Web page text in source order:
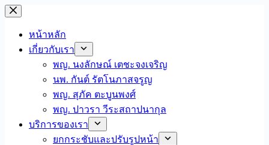
ข้าม
เนื้อหา
หน้าหลัก
เกี่ยวกับเรา
พญ. นงลักษณ์ เตชะจงเจริญ
นพ. กันต์ รัตโนภาสจรูญ
พญ. สุภัค ตะบูนพงศ์
พญ. ปาวรา วีระสถาปนากุล
บริการของเรา
ยกกระชับและปรับรูปหน้า